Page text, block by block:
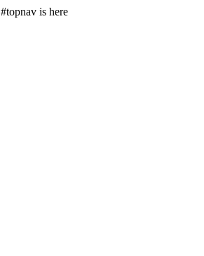
#topnav is here